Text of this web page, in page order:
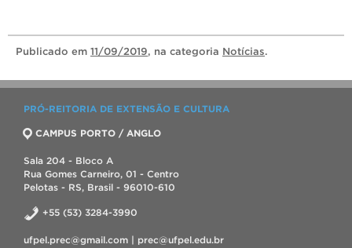
Publicado em 11/09/2019, na categoria Notícias.
PRÓ-REITORIA DE EXTENSÃO E CULTURA
CAMPUS PORTO / ANGLO
Sala 204 - Bloco A
Rua Gomes Carneiro, 01 - Centro
Pelotas - RS, Brasil - 96010-610
+55 (53) 3284-3990
ufpel.prec@gmail.com | prec@ufpel.edu.br